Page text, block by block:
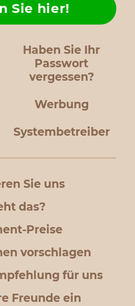
Haben Sie Ihr
Passwort
vergessen?
Sie hier!
Werbung
Systembetreiber
Sie uns
das?
Preise
vorschlagen
für uns
Freunde ein